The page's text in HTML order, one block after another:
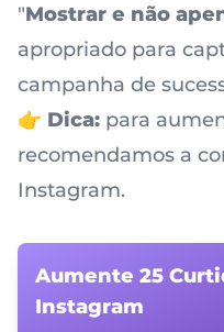
"Mostrar e não
apropriado para
campanha de
👉 Dica: para
recomendamos a
Instagram.
Aumente 25
Instagram